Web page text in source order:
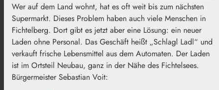
Wer auf dem Land wohnt, hat es oft weit bis zum nächsten
Supermarkt. Dieses Problem haben auch viele Menschen in
Fichtelberg. Dort gibt es jetzt aber eine Lösung: ein neuer
Laden ohne Personal. Das Geschäft heißt „Schlagl Ladl“ und
verkauft frische Lebensmittel aus dem Automaten. Der Laden
ist im Ortsteil Neubau, ganz in der Nähe des Fichtelsees.
Bürgermeister Sebastian Voit: